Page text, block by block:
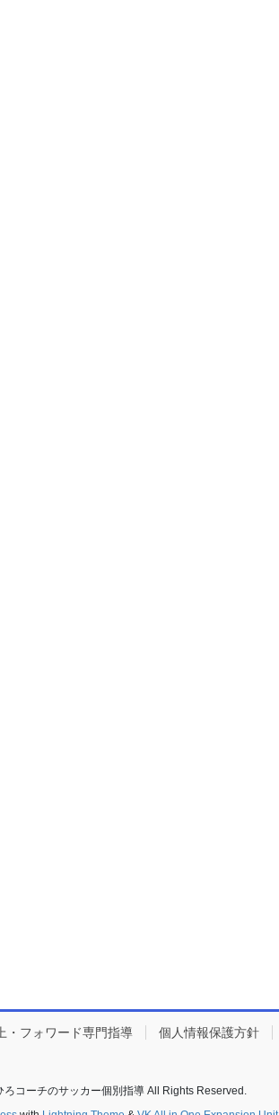
・フォワード専門指導 個人情報保護方針
コーチのサッカー個別指導 All Rights Reserved.